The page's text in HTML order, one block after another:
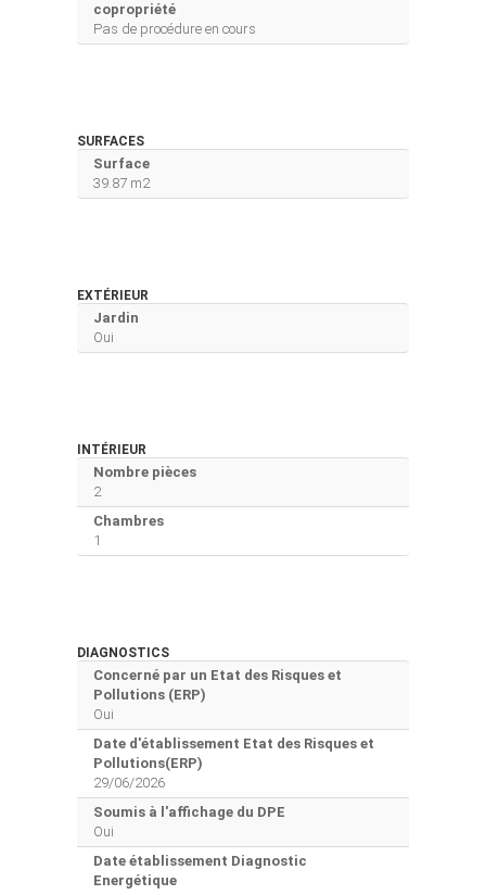
copropriété
Pas de procédure en cours
SURFACES
Surface
39.87 m2
EXTÉRIEUR
Jardin
Oui
INTÉRIEUR
Nombre pièces
2
Chambres
1
DIAGNOSTICS
Concerné par un Etat des Risques et
Pollutions (ERP)
Oui
Date d'établissement Etat des Risques et
Pollutions(ERP)
29/06/2026
Soumis à l'affichage du DPE
Oui
Date établissement Diagnostic
Energétique